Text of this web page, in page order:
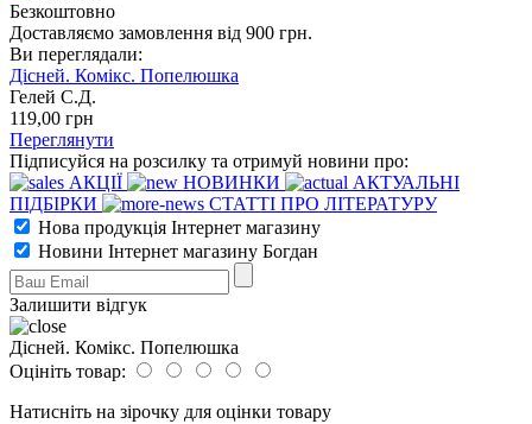
Безкоштовно
Доставляємо замовлення від 900 грн.
Ви переглядали:
Дісней. Комікс. Попелюшка
Гелей С.Д.
119,00 грн
Переглянути
Підписуйся на розсилку та отримуй новини про:
АКЦІЇ
НОВИНКИ
АКТУАЛЬНІ
ПІДБІРКИ
СТАТТІ ПРО ЛІТЕРАТУРУ
Нова продукція Інтернет магазину
Новини Інтернет магазину Богдан
Залишити відгук
Дісней. Комікс. Попелюшка
Оцініть товар:
Натисніть на зірочку для оцінки товару